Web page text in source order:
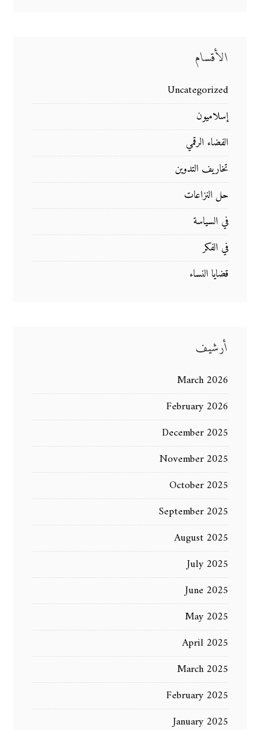
الأقسام
Uncategorized
إسلاميون
الفضاء الرقمي
تخاريف التدوين
حل النزاعات
في السياسة
في الفكر
قضايا النساء
أرشيف
March 2026
February 2026
December 2025
November 2025
October 2025
September 2025
August 2025
July 2025
June 2025
May 2025
April 2025
March 2025
February 2025
January 2025